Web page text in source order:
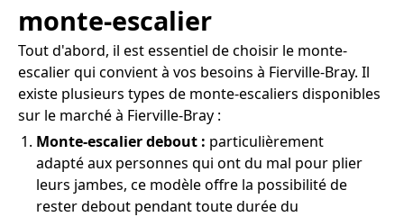
monte-escalier
Tout d'abord, il est essentiel de choisir le monte-
escalier qui convient à vos besoins à Fierville-Bray. Il
existe plusieurs types de monte-escaliers disponibles
sur le marché à Fierville-Bray :
Monte-escalier debout : particulièrement
adapté aux personnes qui ont du mal pour plier
leurs jambes, ce modèle offre la possibilité de
rester debout pendant toute durée du